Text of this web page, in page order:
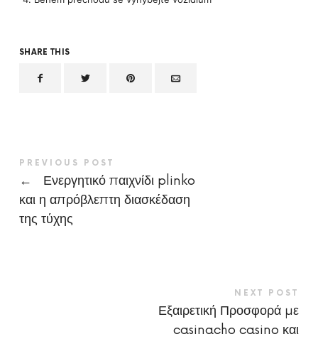
SHARE THIS
PREVIOUS POST
←
Ενεργητικό παιχνίδι plinko
και η απρόβλεπτη διασκέδαση
της τύχης
NEXT POST
Εξαιρετική Προσφορά με
casinacho casino και